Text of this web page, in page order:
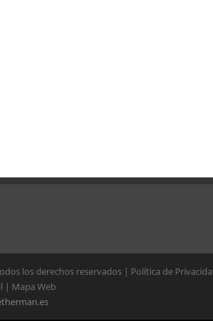
los derechos reservados | Política de
| Mapa Web